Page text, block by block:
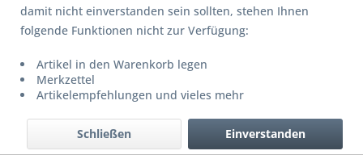
damit nicht einverstanden sein sollten, stehen Ihnen
folgende Funktionen nicht zur Verfügung:
Artikel in den Warenkorb legen
Merkzettel
Artikelempfehlungen und vieles mehr
Einverstanden
Schließen